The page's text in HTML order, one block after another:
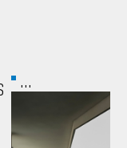
COLORCON...